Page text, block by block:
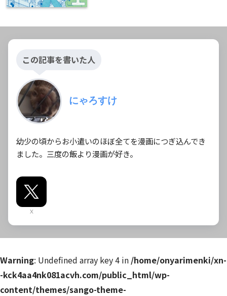
この記事を書いた人
にゃろすけ
幼少の頃からお小遣いのほぼ全てを漫画につぎ込んでき
ました。三度の飯より漫画が好き。
X
Warning: Undefined array key 4 in /home/onyarimenki/xn-
-kck4aa4nk081acvh.com/public_html/wp-
content/themes/sango-theme-